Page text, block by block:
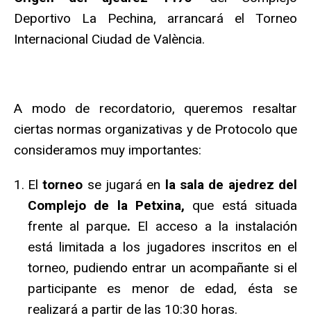
Deportivo La Pechina, arrancará el Torneo
Internacional Ciudad de València.
A modo de recordatorio, queremos resaltar
ciertas normas organizativas y de Protocolo que
consideramos muy importantes:
Eltorneo se jugará en la sala de ajedrez del
Complejo de la Petxina, que está situada
frente al parque. El acceso a la instalación
está limitada a los jugadores inscritos en el
torneo, pudiendo entrar un acompañante si el
participante es menor de edad, ésta se
realizará a partir de las 10:30 horas.